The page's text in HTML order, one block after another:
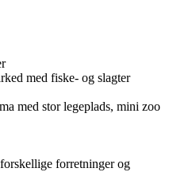
med fiske- og slagter
med stor legeplads, mini zoo
forretninger og